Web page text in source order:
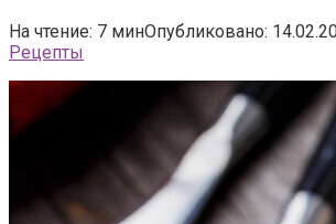
На чтение: 7 минОпубликовано:
Рецепты